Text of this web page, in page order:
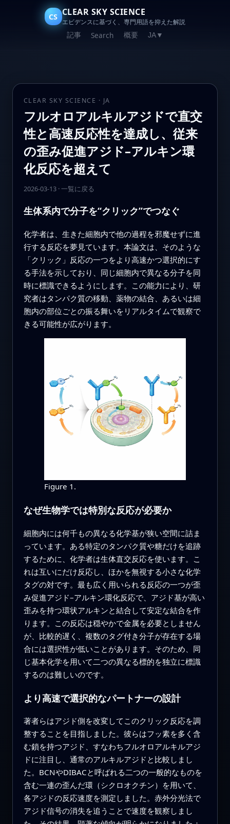
CS CLEAR SKY SCIENCE
エビデンスに基づく、専門用語を抑えた解説
記事 Search 概要 JA▼
CLEAR SKY SCIENCE · JA
フルオロアルキルアジドで直交
性と高速反応性を達成し、従来
の歪み促進アジド–アルキン環
化反応を超えて
2026-03-13· 一覧に戻る
生体系内で分子を“クリック”でつなぐ
化学者は、生きた細胞内で他の過程を邪魔せずに進
行する反応を夢見ています。本論文は、そのような
「クリック」反応の一つをより高速かつ選択的にす
る手法を示しており、同じ細胞内で異なる分子を同
時に標識できるようにします。この能力により、研
究者はタンパク質の移動、薬物の結合、あるいは細
胞内の部位ごとの振る舞いをリアルタイムで観察で
きる可能性が広がります。
Figure 1.
なぜ生物学では特別な反応が必要か
細胞内には何千もの異なる化学基が狭い空間に詰ま
っています。ある特定のタンパク質や糖だけを追跡
するために、化学者は生体直交反応を使います。こ
れは互いにだけ反応し、ほかを無視する小さな化学
タグの対です。最も広く用いられる反応の一つが歪
み促進アジド–アルキン環化反応で、アジド基が高い
歪みを持つ環状アルキンと結合して安定な結合を作
ります。この反応は穏やかで金属を必要としません
が、比較的遅く、複数のタグ付き分子が存在する場
合には選択性が低いことがあります。そのため、同
じ基本化学を用いて二つの異なる標的を独立に標識
するのは難しいのです。
より高速で選択的なパートナーの設計
著者らはアジド側を改変してこのクリック反応を調
整することを目指しました。彼らはフッ素を多く含
む鎖を持つアジド、すなわちフルオロアルキルアジ
ドに注目し、通常のアルキルアジドと比較しまし
た。BCNやDIBACと呼ばれる二つの一般的なものを
含む一連の歪んだ環（シクロオクチン）を用いて、
各アジドの反応速度を測定しました。赤外分光法で
アジド信号の消失を追うことで速度を観察しまし